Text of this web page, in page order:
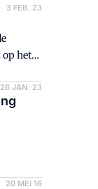
3 FEB. 23
op het
26 JAN. 23
20 MEI 16